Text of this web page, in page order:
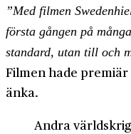
”Med filmen
första gången på
standard, utan till och
Filmen hade premiär
änka.
Andra